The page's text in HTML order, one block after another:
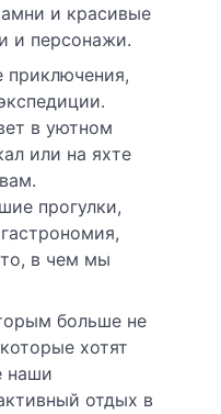
и красивые
и персонажи.
в уютном
или на яхте
прогулки,
в чем мы
больше не
хотят
наши
отдых в